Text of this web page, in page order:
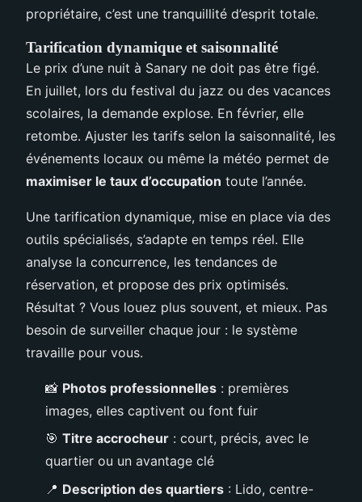
propriétaire, c’est une tranquillité d’esprit totale.
Tarification dynamique et saisonnalité
Le prix d’une nuit à Sanary ne doit pas être figé.
En juillet, lors du festival du jazz ou des vacances
scolaires, la demande explose. En février, elle
retombe. Ajuster les tarifs selon la saisonnalité, les
événements locaux ou même la météo permet de
maximiser le taux d’occupation toute l’année.
Une tarification dynamique, mise en place via des
outils spécialisés, s’adapte en temps réel. Elle
analyse la concurrence, les tendances de
réservation, et propose des prix optimisés.
Résultat ? Vous louez plus souvent, et mieux. Pas
besoin de surveiller chaque jour : le système
travaille pour vous.
📸 Photos professionnelles : premières
images, elles captivent ou font fuir
🎯 Titre accrocheur : court, précis, avec le
quartier ou un avantage clé
📍 Description des quartiers : Lido, centre-